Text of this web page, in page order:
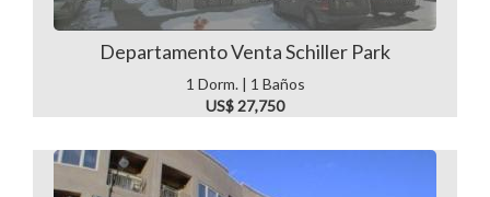
Departamento Venta Schiller Park
1 Dorm. | 1 Baños
US$ 27,750